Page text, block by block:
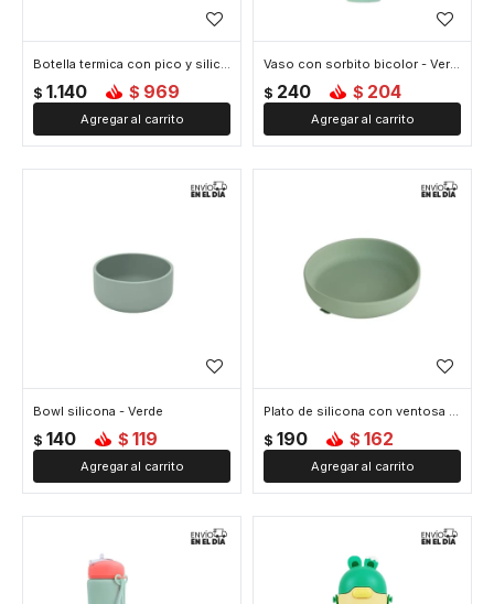
Botella termica con pico y silicona de agarre - Verde
$ 1.140 $ 969
Vaso con sorbito bicolor - Verde
$ 240 $ 204
Bowl silicona - Verde
$ 140 $ 119
Plato de silicona con ventosa - Verde
$ 190 $ 162